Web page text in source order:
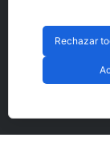
Rechazar